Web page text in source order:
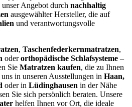
Angebot durch nachhaltig
ausgewählter Hersteller, die auf
und verantwortungsvolle
, Taschenfederkernmatratzen,
oderorthopädische Schlafsysteme –
Sie Matratzen kaufen, die zu Ihnen
in unseren Ausstellungen in Haan,
oder in Lüdinghausen in der Nähe
Sie sich persönlich beraten. Unsere
helfen Ihnen vor Ort, die ideale